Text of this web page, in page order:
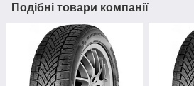
Подібні товари компанії